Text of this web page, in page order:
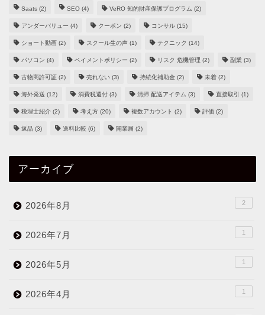
Saats (2) SEO (4) VeRO 知的財産保護プログラム (2)
アンダーバリュー (4) クーポン (2) コンサル (15)
ショート動画 (2) スクール生の声 (1) テクニック (14)
パソコン (4) ペイメントポリシー (2) リスク 危機管理 (2) 副業 (3)
古物商許可証 (2) 売れない (3) 持続化補助金 (2) 未着 (2)
海外発送 (12) 消費税還付 (3) 清掃 配送アイテム (3) 直接取引 (1)
税理士紹介 (2) 考え方 (20) 複数アカウント (2) 評価 (2)
返品 (3) 送料比較 (6) 開業届 (2)
アーカイブ
2026年8月 2
2026年7月 1
2026年5月 1
2026年4月 1